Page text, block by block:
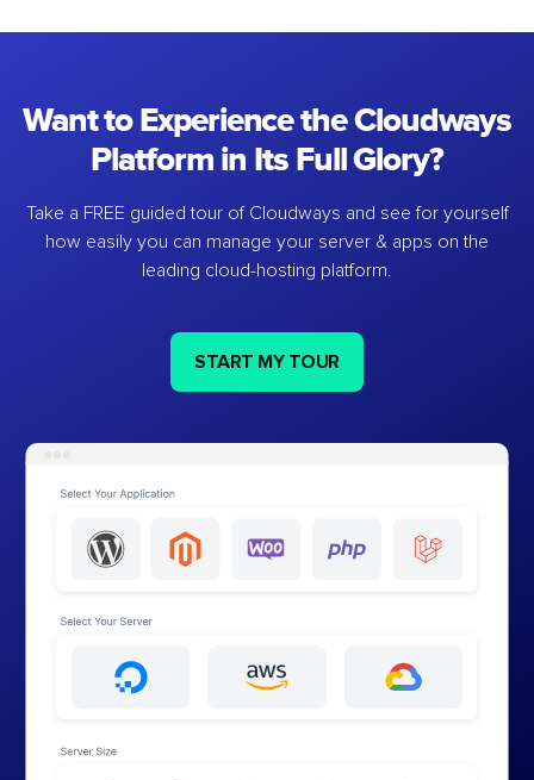
Want to Experience the Cloudways
Platform in Its Full Glory?
Take a FREE guided tour of Cloudways and see for yourself
how easily you can manage your server & apps on the
leading cloud-hosting platform.
START MY TOUR